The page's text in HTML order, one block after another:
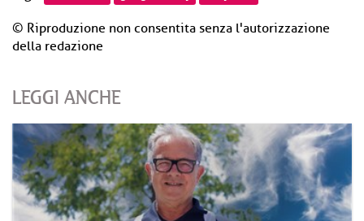
© Riproduzione non consentita senza l'autorizzazione
della redazione
LEGGI ANCHE